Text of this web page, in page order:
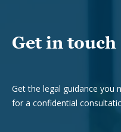
Get in touch
Get the legal guidance
for a confidential